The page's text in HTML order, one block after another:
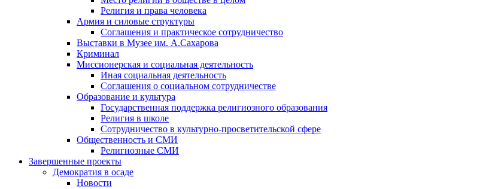
Религия и права человека
Армия и силовые структуры
Соглашения и практическое сотрудничество
Выставки в Музее им. А.Сахарова
Криминал
Миссионерская и социальная деятельность
Иная социальная деятельность
Соглашения о социальном сотрудничестве
Образование и культура
Государственная поддержка религиозного образования
Религия в школе
Сотрудничество в культурно-просветительской сфере
Общественность и СМИ
Религиозные СМИ
Завершенные проекты
Демократия в осаде
Новости